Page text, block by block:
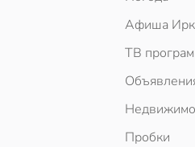
Афиша
ТВ
Пробки